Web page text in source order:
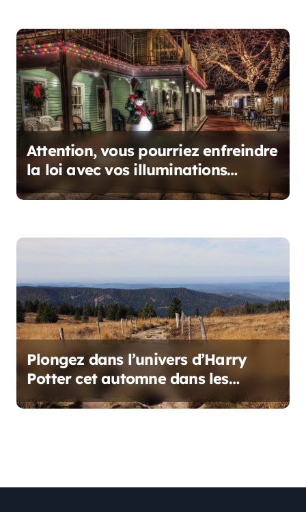
t
i
c
l
eAttention, vous pourriez enfreindre
la loi avec vos illuminations
d’Halloween et Noël !
Plongez dans l’univers d’Harry
Potter cet automne dans les
Vosges !